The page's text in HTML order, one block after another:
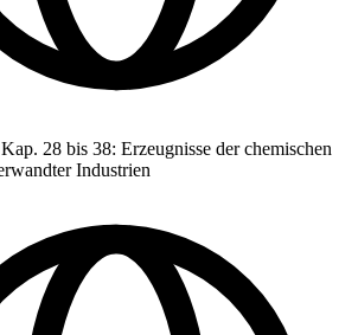
Kap. 28 bis 38: Erzeugnisse der chemischen
Industrien